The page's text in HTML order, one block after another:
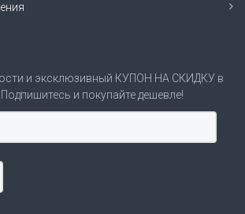
и эксклюзивный КУПОН НА СКИДКУ в
и покупайте дешевле!